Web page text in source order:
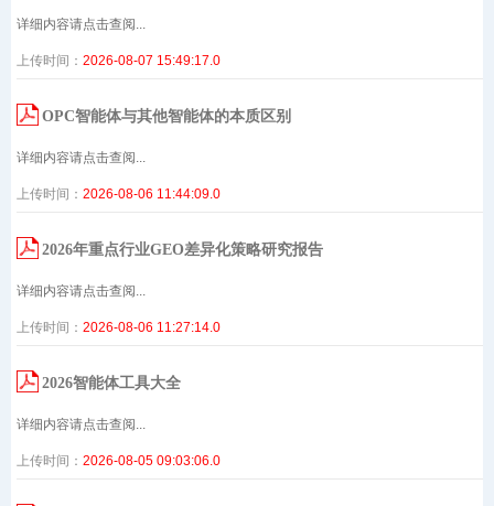
详细内容请点击查阅...
上传时间： 2026-08-07 15:49:17.0
OPC智能体与其他智能体的本质区别
详细内容请点击查阅...
上传时间： 2026-08-06 11:44:09.0
2026年重点行业GEO差异化策略研究报告
详细内容请点击查阅...
上传时间： 2026-08-06 11:27:14.0
2026智能体工具大全
详细内容请点击查阅...
上传时间： 2026-08-05 09:03:06.0